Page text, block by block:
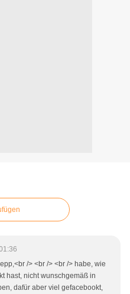
/> <br /> <br /> habe, wie
hast, nicht wunschgemäß in
dafür aber viel gefacebookt,